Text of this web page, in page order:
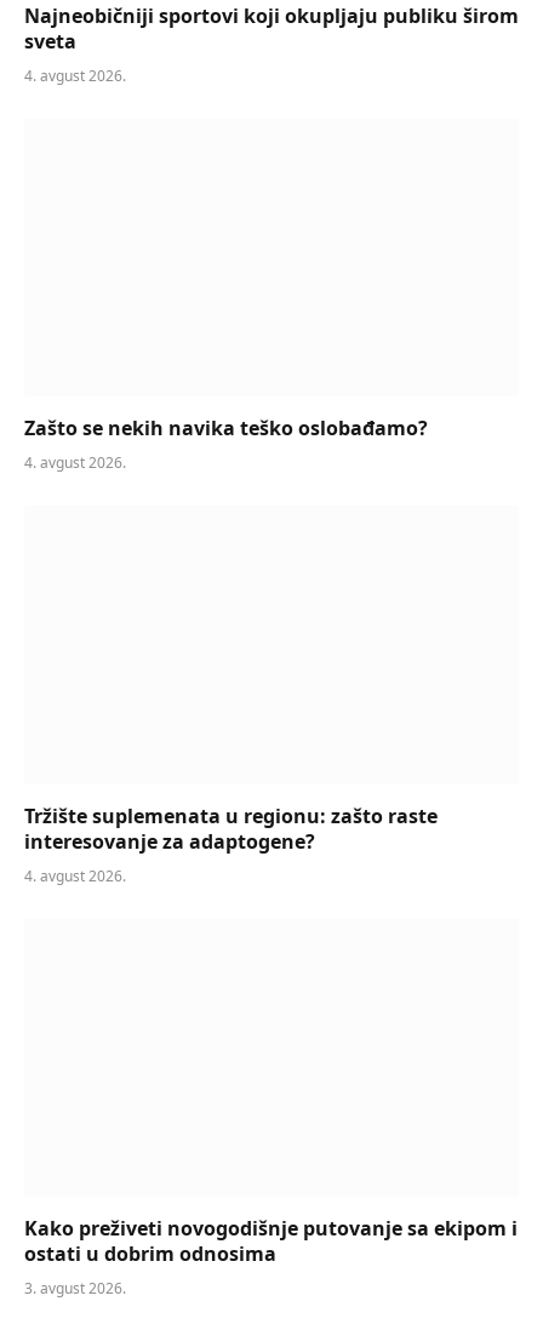
Najneobičniji sportovi koji okupljaju publiku širom
sveta
4. avgust 2026.
Zašto se nekih navika teško oslobađamo?
4. avgust 2026.
Tržište suplemenata u regionu: zašto raste
interesovanje za adaptogene?
4. avgust 2026.
Kako preživeti novogodišnje putovanje sa ekipom i
ostati u dobrim odnosima
3. avgust 2026.